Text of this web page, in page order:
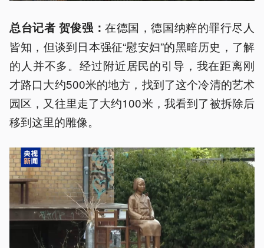
总台记者 贺俊强：在德国，德国纳粹的罪行尽人
皆知，但谈到日本强征“慰安妇”的黑暗历史，了解
的人并不多。经过附近居民的引导，我在距离刚
才路口大约500米的地方，找到了这个冷清的艺术
园区，又往里走了大约100米，我看到了被拆除后
移到这里的雕像。